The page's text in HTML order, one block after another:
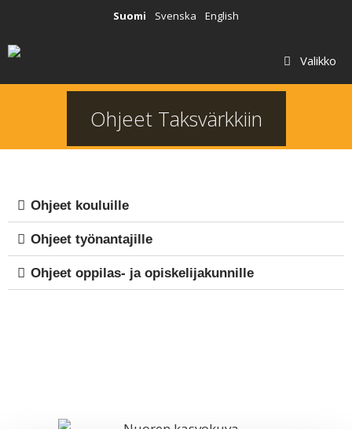
Suomi Svenska English
Valikko
Ohjeet Taksvärkkiin
Ohjeet kouluille
Ohjeet työnantajille
Ohjeet oppilas- ja opiskelijakunnille